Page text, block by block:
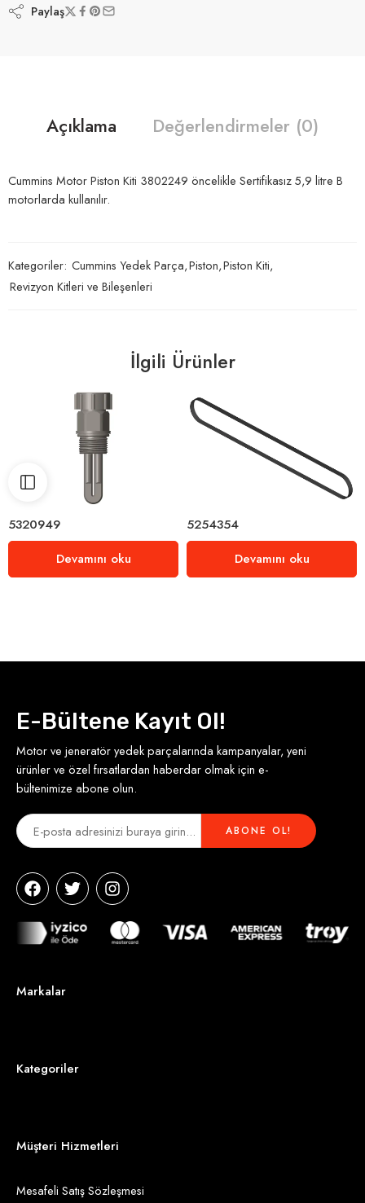
Paylaş
Açıklama Değerlendirmeler (0)
Cummins Motor Piston Kiti 3802249 öncelikle Sertifikasız 5,9 litre B
motorlarda kullanılır.
Kategoriler: Cummins Yedek Parça,Piston,Piston Kiti,
Revizyon Kitleri ve Bileşenleri
İlgili Ürünler
5320949
Devamını oku
5254354
Devamını oku
E-Bültene Kayıt Ol!
Motor ve jeneratör yedek parçalarında kampanyalar, yeni
ürünler ve özel fırsatlardan haberdar olmak için e-
bültenimize abone olun.
Markalar
Kategoriler
Müşteri Hizmetleri
Mesafeli Satış Sözleşmesi